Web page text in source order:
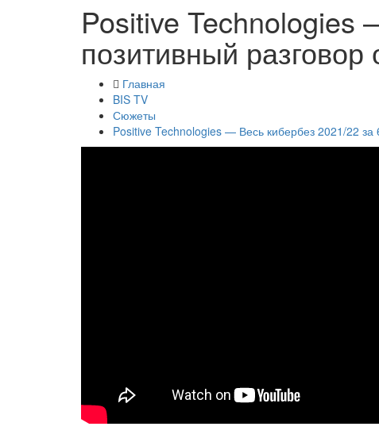
Positive Technologies
позитивный разговор
Главная
BIS TV
Сюжеты
Positive Technologies — Весь кибербез 2021/22 за